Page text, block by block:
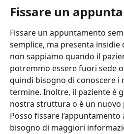
Fissare un
Fissare un appuntamento
semplice, ma presenta
non sappiamo quando il
potremmo essere fuori sede
quindi bisogno di conoscere i
termine. Inoltre, il paziente è
nostra struttura o è un nuovo
Posso fissare
bisogno di maggiori